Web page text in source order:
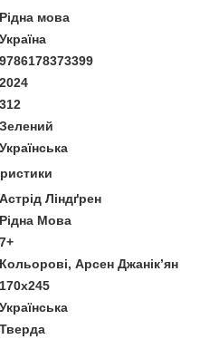
Рідна мова
Україна
9786178373399
2024
312
Зелений
Українська
Астрід Ліндґрен
Рідна Мова
7+
Кольорові, Арсен Джанік’ян
170x245
Українська
Тверда